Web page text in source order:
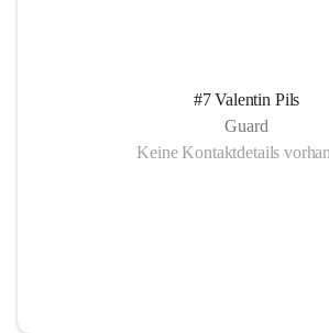
#7 Valentin Pils
Guard
Keine Kontaktdetails